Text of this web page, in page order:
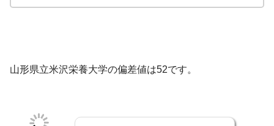
山形県立米沢栄養大学の偏差値は52です。